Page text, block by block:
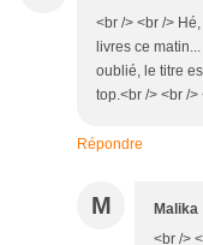
<br /> <br />
livres ce
oublié, le titre
top.<br /> <br /
Répondre
M Malika
<br />